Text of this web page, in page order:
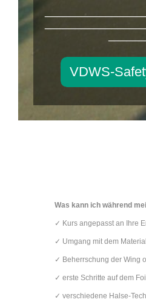
VDWS-
Was kann ich während
✓ Kurs angepasst an Ihre
✓ Umgang mit dem Material
✓ Beherrschung der Wing
✓ erste Schritte auf dem Foil
✓ verschiedene Halse-